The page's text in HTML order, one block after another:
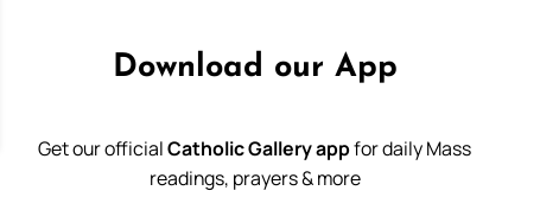
Download our App
Get our officialCatholic Gallery appfor daily Mass
readings, prayers & more